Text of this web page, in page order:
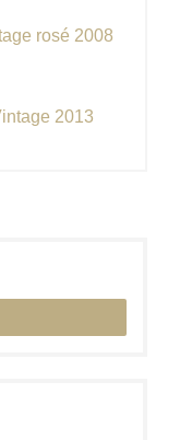
rosé 2008
2013